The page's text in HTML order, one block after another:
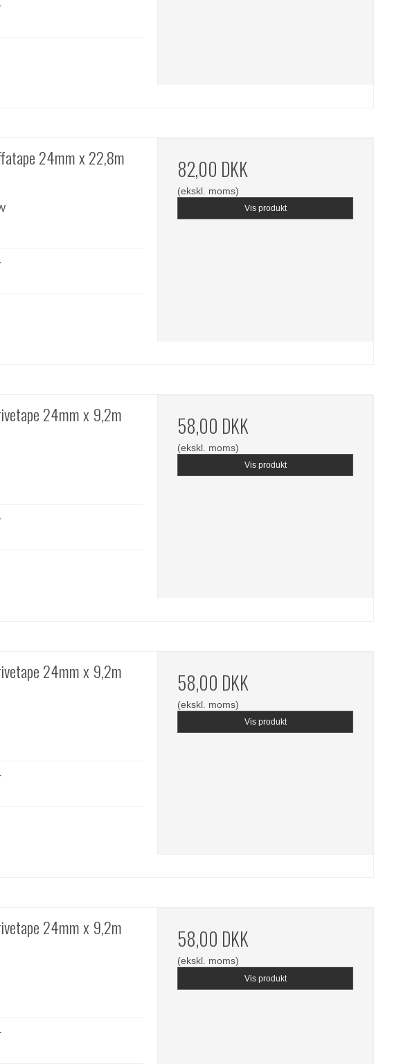
24mm x 22,8m
82,00 DKK
(ekskl. moms)
Vis produkt
24mm x 9,2m
58,00 DKK
(ekskl. moms)
Vis produkt
24mm x 9,2m
58,00 DKK
(ekskl. moms)
Vis produkt
24mm x 9,2m
58,00 DKK
(ekskl. moms)
Vis produkt